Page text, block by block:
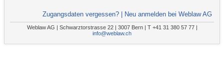
Zugangsdaten vergessen? Neu anmelden bei Weblaw AG
Weblaw AG | Schwarztorstrasse 22 | 3007 Bern | T +41 31 380 57 77 |
info@weblaw.ch